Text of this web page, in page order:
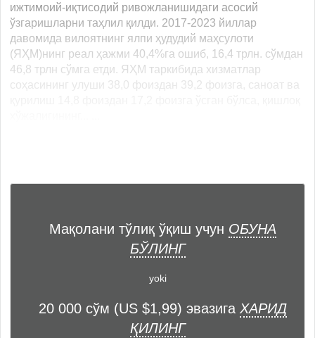
ижтимоий-иқтисодий ривожланишидаги асосий
ўзгаришларни таҳлил қилди. 2017-2023 йиллар
давомида вилоятнинг ялпи ҳудудий маҳсулоти
(ЯҲМ)нинг реал ҳажми 40,4%га ошиб, 16,4 трлн. сўмдан
46,8 трлн сўмга етди. ЯҲМ таркибида хизматлар
соҳасининг улуши 38,0 фоиздан 39,2 фоизга, саноат ва
Мақолани тўлиқ ўқиш учун ОБУНА
БЎЛИНГ
yoki
20 000 сўм (US $1,99) эвазига ХАРИД
ҚИЛИНГ